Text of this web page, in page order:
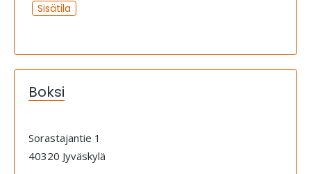
Sisätila
Boksi
Sorastajantie 1
40320 Jyväskylä